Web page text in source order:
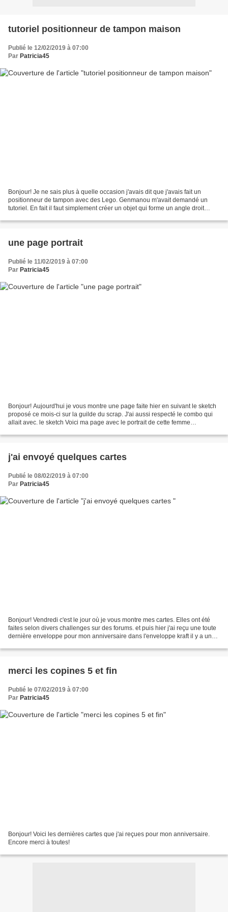
tutoriel positionneur de tampon maison
Publié le 12/02/2019 à 07:00
Par Patricia45
Bonjour! Je ne sais plus à quelle occasion j'avais dit que j'avais fait un
positionneur de tampon avec des Lego. Genmanou m'avait demandé un
tutoriel. En fait il faut simplement créer un objet qui forme un angle droit
une page portrait
Publié le 11/02/2019 à 07:00
Par Patricia45
Bonjour! Aujourd'hui je vous montre une page faite hier en suivant le sketch
proposé ce mois-ci sur la guilde du scrap. J'ai aussi respecté le combo qui
allait avec. le sketch Voici ma page avec le portrait de cette femme
j'ai envoyé quelques cartes
Publié le 08/02/2019 à 07:00
Par Patricia45
Bonjour! Vendredi c'est le jour où je vous montre mes cartes. Elles ont été
faites selon divers challenges sur des forums. et puis hier j'ai reçu une toute
dernière enveloppe pour mon anniversaire dans l'enveloppe kraft il y a une
merci les copines 5 et fin
Publié le 07/02/2019 à 07:00
Par Patricia45
Bonjour! Voici les dernières cartes que j'ai reçues pour mon anniversaire.
Encore merci à toutes!